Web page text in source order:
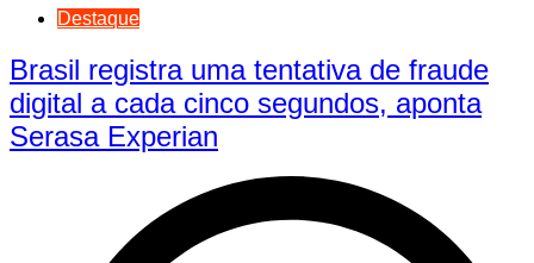
Destaque
Brasil registra uma tentativa de fraude
digital a cada cinco segundos, aponta
Serasa Experian